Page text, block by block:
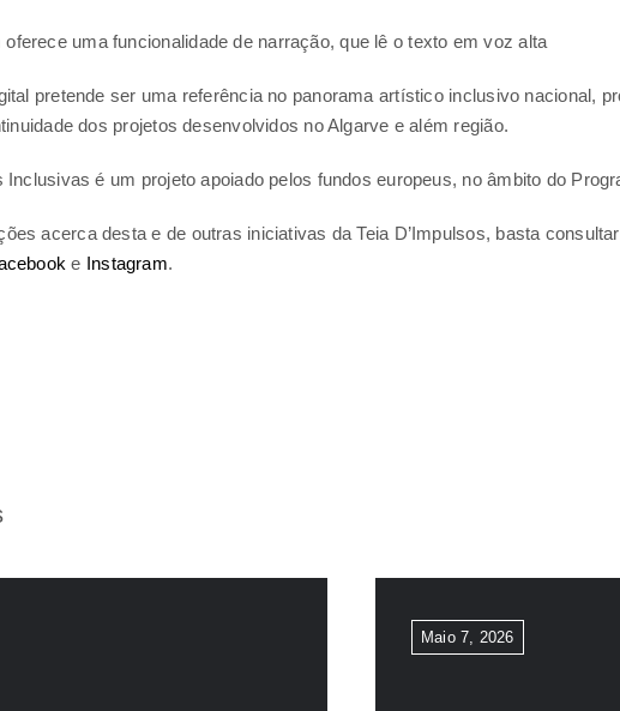
uma funcionalidade de narração, que lê o texto em voz alta
pretende ser uma referência no panorama artístico inclusivo nacional,
dos projetos desenvolvidos no Algarve e além região.
Inclusivas é um projeto apoiado pelos fundos europeus, no âmbito do
acerca desta e de outras iniciativas da Teia D’Impulsos, basta
e Instagram.
Maio 7, 2026